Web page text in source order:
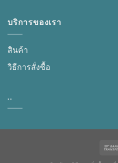
บริการของเรา
สินค้า
วิธีการสั่งซื้อ
..